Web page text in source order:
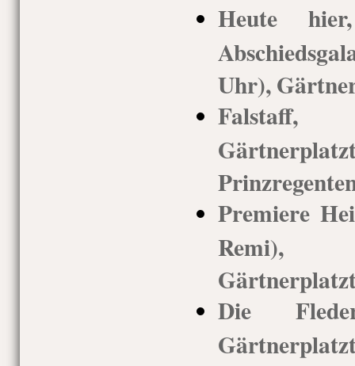
Heute
Uhr),
Premiere
Remi),
Die